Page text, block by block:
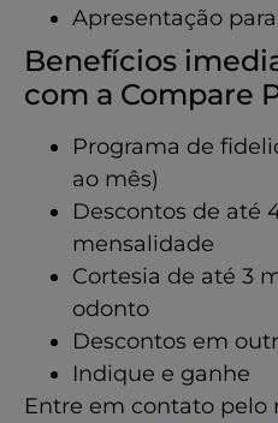
Apresentação
Benefícios
com a Compare
Programa de
ao mês)
Descontos de até
mensalidade
Cortesia de até 3
odonto
Descontos em
Indique e ganhe
Entre em contato pelo